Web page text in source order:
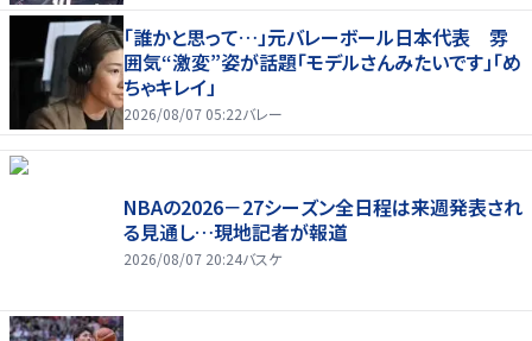
「誰かと思って…」元バレーボール日本代表 雰
囲気“激変”姿が話題「モデルさんみたいです」「め
ちゃキレイ」
2026/08/07 05:22バレー
NBAの2026－27シーズン全日程は来週発表され
る見通し…現地記者が報道
2026/08/07 20:24バスケ